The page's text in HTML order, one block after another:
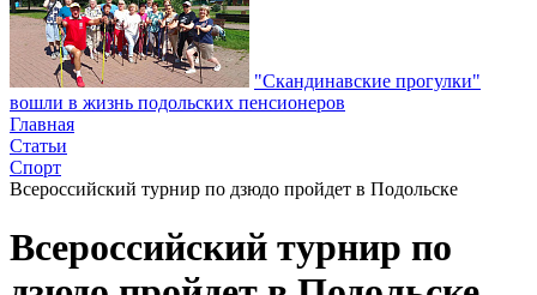
"Скандинавские прогулки"
вошли в жизнь подольских пенсионеров
Главная
Статьи
Спорт
Всероссийский турнир по дзюдо пройдет в Подольске
Всероссийский турнир по